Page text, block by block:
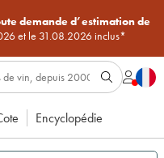
demande d’estimation de
et le 31.08.2026 inclus*
Encyclopédie